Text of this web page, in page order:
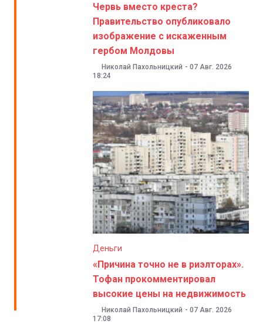
Червь вместо креста?
Правительство опубликовало
изображение с искаженным
гербом Молдовы
Николай Пахольницкий - 07 Авг. 2026
18:24
Деньги
«Причина точно не в риэлторах».
Тофан прокомментировал
высокие цены на недвижимость
Николай Пахольницкий - 07 Авг. 2026
17:08